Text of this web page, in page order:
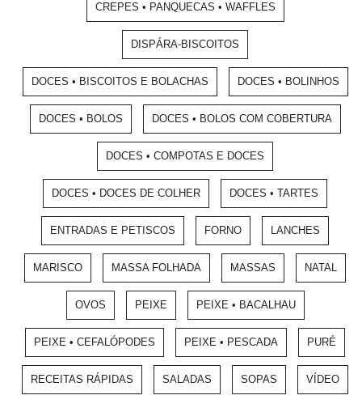
CREPES • PANQUECAS • WAFFLES
DISPÁRA-BISCOITOS
DOCES • BISCOITOS E BOLACHAS DOCES • BOLINHOS
DOCES • BOLOS DOCES • BOLOS COM COBERTURA
DOCES • COMPOTAS E DOCES
DOCES • DOCES DE COLHER DOCES • TARTES
ENTRADAS E PETISCOS FORNO LANCHES
MARISCO MASSA FOLHADA MASSAS NATAL
OVOS PEIXE PEIXE • BACALHAU
PEIXE • CEFALÓPODES PEIXE • PESCADA PURÉ
RECEITAS RÁPIDAS SALADAS SOPAS VÍDEO